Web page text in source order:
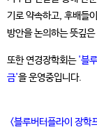
기로 약속하고, 후배들
방안을 논의하는 뜻깊
또한 연경장학회는'블
금'을 운영중입니다.
<블루버터플라이 장학